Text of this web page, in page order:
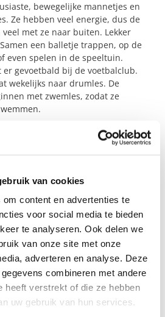
van cookies
content en advertenties te
voor social media te bieden
te analyseren. Ook delen we
van onze site met onze
adverteren en analyse. Deze
combineren met andere
heeft verstrekt of die ze hebben
uw gebruik van hun services.
bewegelijke mannetjes en
Ze hebben veel energie, dus de
met ze naar buiten. Lekker
Samen een balletje trappen, op de
even spelen in de speeltuin.
gevoetbald bij de voetbalclub.
wekelijks naar drumles. De
met zwemles, zodat ze
baat bij een duidelijke structuur,
“duidelijkheid en geen
extra voorgelezen wordt.
en ruimte te geven voor haarzelf,
steungezin. Bij voorkeur met
is het voor de jongens fijn als er
is, omdat ze dat thuis niet
waar de jongens lekker buiten
gewaardeerd worden.